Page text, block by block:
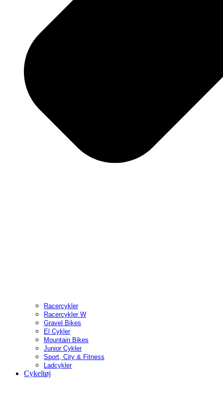
Racercykler
Racercykler W
Gravel Bikes
El Cykler
Mountain Bikes
Junior Cykler
Sport, City & Fitness
Ladcykler
Cykeltøj